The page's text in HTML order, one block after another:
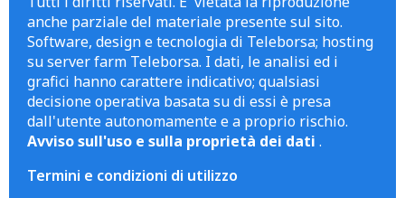
anche parziale del materiale presente sul sito.
Software, design e tecnologia di Teleborsa; hosting
su server farm Teleborsa. I dati, le analisi ed i
grafici hanno carattere indicativo; qualsiasi
decisione operativa basata su di essi è presa
dall'utente autonomamente e a proprio rischio.
Avviso sull'uso e sulla proprietà dei dati .
Termini e condizioni di utilizzo